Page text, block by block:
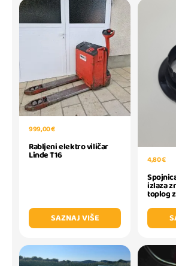
999,00 €
Rabljeni elektro viličar
Linde T16
SAZNAJ VIŠE
4,80 €
izlaza
toplog